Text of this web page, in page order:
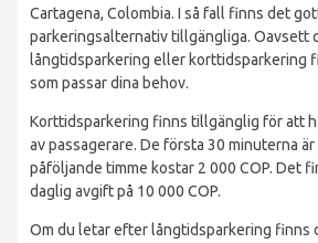
Cartagena, Colombia. I så fall finns det
parkeringsalternativ tillgängliga. Oavsett
långtidsparkering eller korttidsparkering
som passar dina behov.
Korttidsparkering finns tillgänglig för att
av passagerare. De första 30 minuterna är
påföljande timme kostar 2 000 COP. Det
daglig avgift på 10 000 COP.
Om du letar efter långtidsparkering finns